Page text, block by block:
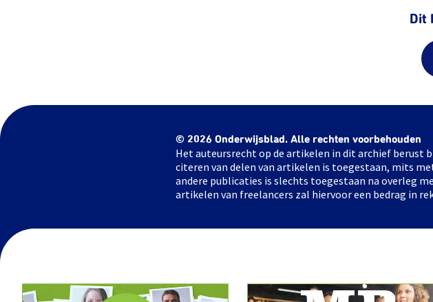
Dit
© 2026 Onderwijsblad. Alle rechten voorbehouden
Het auteursrecht op de artikelen in dit archief berust
citeren van delen van artikelen is toegestaan, mits
andere publicaties is slechts toegestaan na overleg
artikelen van freelancers zal hiervoor een bedrag in